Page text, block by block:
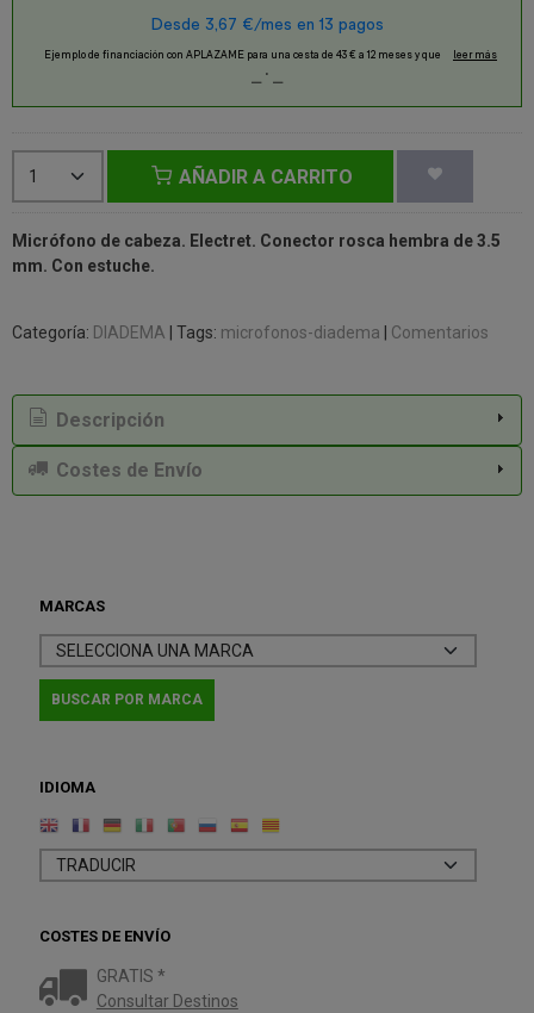
MARCAS
IDIOMA
COSTES DE ENVÍO
GRATIS *
Consultar Destinos
AÑADIR A CARRITO
Micrófono de cabeza. Electret. Conector rosca hembra de 3.5
mm. Con estuche.
Categoría: DIADEMA Tags: microfonos-diadema Comentarios
Descripción
Costes de Envío